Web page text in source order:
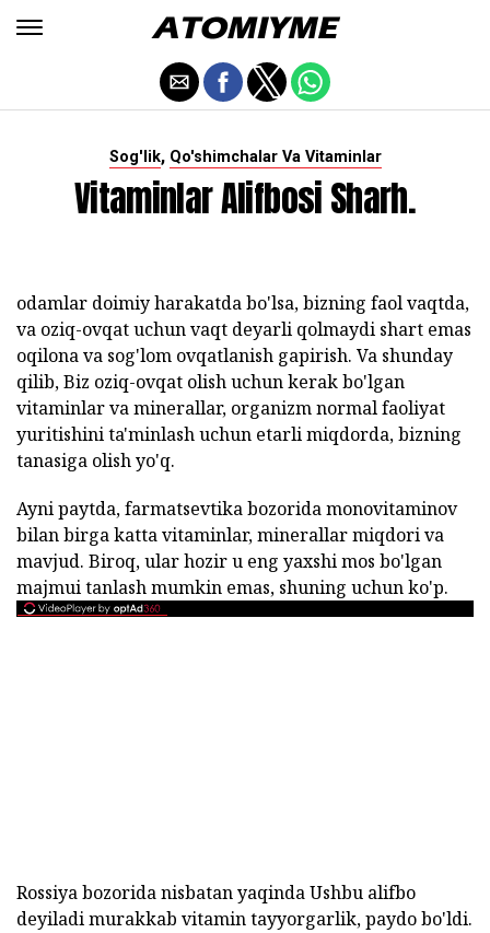
Sog'lik, Qo'shimchalar Va Vitaminlar
Vitaminlar Alifbosi Sharh.
odamlar doimiy harakatda bo'lsa, bizning faol vaqtda,
va oziq-ovqat uchun vaqt deyarli qolmaydi shart emas
oqilona va sog'lom ovqatlanish gapirish. Va shunday
qilib, Biz oziq-ovqat olish uchun kerak bo'lgan
vitaminlar va minerallar, organizm normal faoliyat
yuritishini ta'minlash uchun etarli miqdorda, bizning
tanasiga olish yo'q.
Ayni paytda, farmatsevtika bozorida monovitaminov
bilan birga katta vitaminlar, minerallar miqdori va
mavjud. Biroq, ular hozir u eng yaxshi mos bo'lgan
majmui tanlash mumkin emas, shuning uchun ko'p.
Rossiya bozorida nisbatan yaqinda Ushbu alifbo
deyiladi murakkab vitamin tayyorgarlik, paydo bo'ldi.